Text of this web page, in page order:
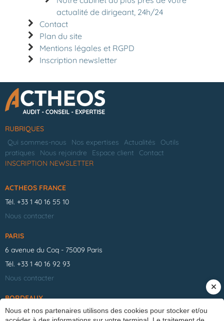
actualité de dirigeant, 24h/24
Contact
Plan du site
Mentions légales et RGPD
Inscription newsletter
RUBRIQUES
Qui sommes-nous
Nos expertises Actualités
Outils
pratiques
Nous rejoindre Espace client
Contact
INSCRIPTION NEWSLETTER
ACTHEOS FRANCE
Tél. +33 1 40 16 55 10
Nous contacter
PARIS
6 avenue du Coq - 75009 Paris
Tél. +33 1 40 16 92 93
Nous contacter
BORDEAUX
3 rue Pierre et Marie Curie - 33520 Bruges
Nous et nos partenaires utilisons des cookies pour stocker et/ou